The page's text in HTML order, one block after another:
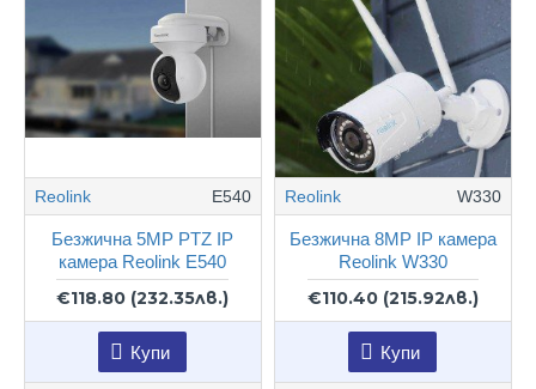
Reolink E540
Безжична 5MP PTZ IP
камера Reolink E540
€118.80 (232.35лв.)
Купи
Reolink W330
Безжична 8MP IP камера
Reolink W330
€110.40 (215.92лв.)
Купи